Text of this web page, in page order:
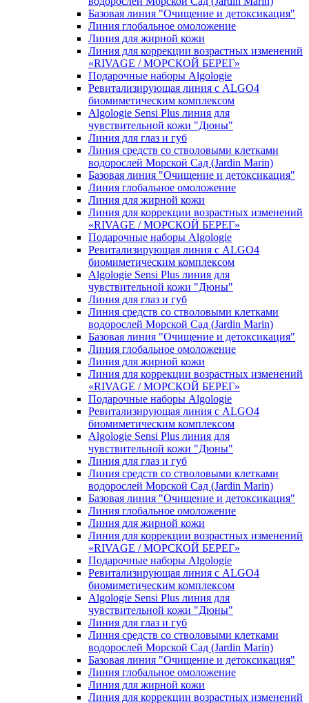
Базовая линия "Очищение и детоксикация"
Линия глобальное омоложение
Линия для жирной кожи
Линия для коррекции возрастных изменений
«RIVAGE / МОРСКОЙ БЕРЕГ»
Подарочные наборы Algologie
Ревитализирующая линия с ALGO4
биомиметическим комплексом
Algologie Sensi Plus линия для
чувcтвительной кожи "Дюны"
Линия для глаз и губ
Линия средств со стволовыми клетками
водорослей Морской Сад (Jardin Marin)
Базовая линия "Очищение и детоксикация"
Линия глобальное омоложение
Линия для жирной кожи
Линия для коррекции возрастных изменений
«RIVAGE / МОРСКОЙ БЕРЕГ»
Подарочные наборы Algologie
Ревитализирующая линия с ALGO4
биомиметическим комплексом
Algologie Sensi Plus линия для
чувcтвительной кожи "Дюны"
Линия для глаз и губ
Линия средств со стволовыми клетками
водорослей Морской Сад (Jardin Marin)
Базовая линия "Очищение и детоксикация"
Линия глобальное омоложение
Линия для жирной кожи
Линия для коррекции возрастных изменений
«RIVAGE / МОРСКОЙ БЕРЕГ»
Подарочные наборы Algologie
Ревитализирующая линия с ALGO4
биомиметическим комплексом
Algologie Sensi Plus линия для
чувcтвительной кожи "Дюны"
Линия для глаз и губ
Линия средств со стволовыми клетками
водорослей Морской Сад (Jardin Marin)
Базовая линия "Очищение и детоксикация"
Линия глобальное омоложение
Линия для жирной кожи
Линия для коррекции возрастных изменений
«RIVAGE / МОРСКОЙ БЕРЕГ»
Подарочные наборы Algologie
Ревитализирующая линия с ALGO4
биомиметическим комплексом
Algologie Sensi Plus линия для
чувcтвительной кожи "Дюны"
Линия для глаз и губ
Линия средств со стволовыми клетками
водорослей Морской Сад (Jardin Marin)
Базовая линия "Очищение и детоксикация"
Линия глобальное омоложение
Линия для жирной кожи
Линия для коррекции возрастных изменений